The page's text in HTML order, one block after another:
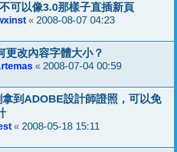
可以像3.0那樣子直插新頁
« 2008-08-07 04:23
更改內容字體大小？
« 2008-07-04 00:59
到ADOBE設計師證照，可以免
« 2008-05-18 15:11